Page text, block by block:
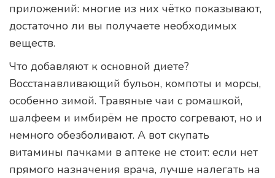
приложений: многие из них чётко показывают,
достаточно ли вы получаете необходимых
веществ.
Что добавляют к основной диете?
Восстанавливающий бульон, компоты и морсы,
особенно зимой. Травяные чаи с ромашкой,
шалфеем и имбирём не просто согревают, но и
немного обезболивают. А вот скупать
витамины пачками в аптеке не стоит: если нет
прямого назначения врача, лучше налегать на